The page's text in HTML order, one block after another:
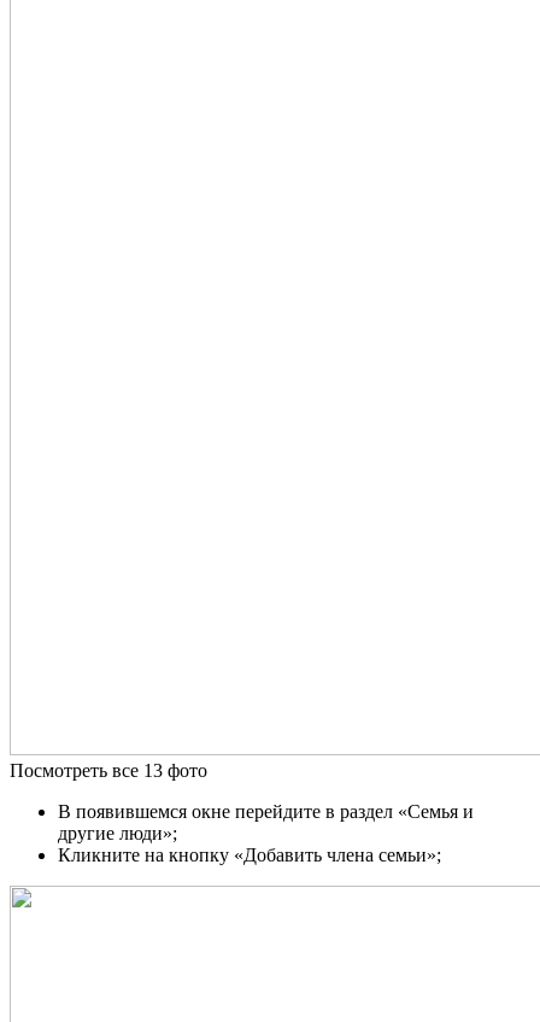
Посмотреть все 13 фото
В появившемся окне перейдите в раздел «Семья и
другие люди»;
Кликните на кнопку «Добавить члена семьи»;